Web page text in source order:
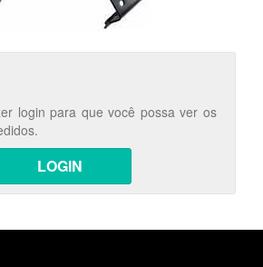
login para que você possa ver os
LOGIN